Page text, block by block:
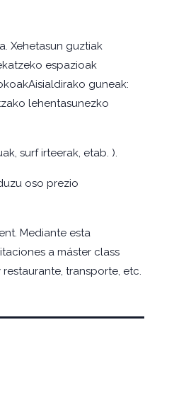
Xehetasun guztiak
espazioak
guneak:
lehentasunezko
surf irteerak, etab. ).
oso prezio
Mediante esta
a máster class
transporte, etc.